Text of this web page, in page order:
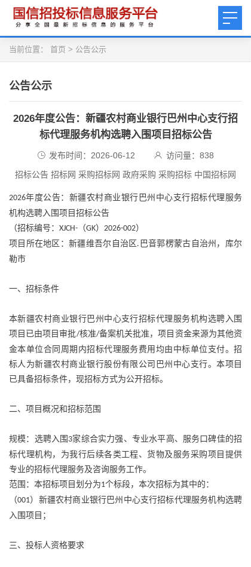
当前位置： 首页 > 公告公示
公告公示
2026年度公告：新疆农村商业银行巴州中心支行招
标代理服务机构选聘入围项目招标公告
发布时间：2026-06-12 访问量： 838
招标公告 招标网 采购招标网 政府采购 采购招标 中国招标网
2026年度公告：新疆农村商业银行巴州中心支行招标代理服务
机构选聘入围项目招标公告
（招标编号： XJCH- （GK） 2026-002）
项目所在地区：新疆维吾尔自治区 . 巴音郭楞蒙古自治州，库尔
勒市
一、招标条件
本新疆农村商业银行巴州中心支行招标代理服务机构选聘入围
项目已由项目审批/核准/备案机关批准，项目资金来源为其他资
金本单位合同周期内招标代理服务费用均由中标单位支付。招
标人为新疆农村商业银行股份有限公司巴州中心支行。本项目
已具备招标条件，现招标方式为公开招标。
二、项目概况和招标范围
规模：选聘入围 3家综合实力强、专业水平高、服务口碑佳的招
标代理机构，为我行后续各类工程、货物及服务采购项目提供
专业的招标代理服务及咨询服务工作。
范围：本招标项目划分为1个标段，本次招标为其中的：
（001）新疆农村商业银行巴州中心支行招标代理服务机构选聘
入围项目；
三、投标人资格要求